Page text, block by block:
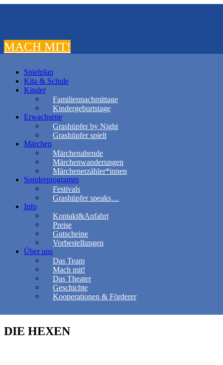
MACH MIT!
Spielplan
Kita & Schule
Kinder
Familiennachmittage
Kindergeburtstage
Erwachsene
Grashüpfer by Night
Grashüpfer spielt
Märchen
Märchenabende
Märchenwanderungen
Märchenerzähler*innen
Sonderprogramm
Festivals
Grashüpfer speaks…
Info
Kontakt&Anfahrt
Preise
Gutscheine
Vorbestellungen
Über uns
Das Team
Mach mit!
Das Theater
Geschichte
Kooperationen & Förderer
DIE HEXEN